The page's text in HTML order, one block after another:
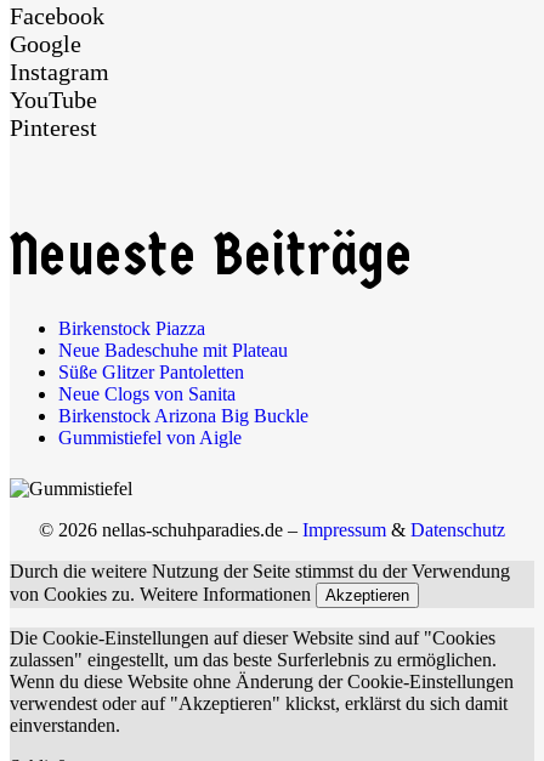
Facebook
Google
Instagram
YouTube
Pinterest
Neueste Beiträge
Birkenstock Piazza
Neue Badeschuhe mit Plateau
Süße Glitzer Pantoletten
Neue Clogs von Sanita
Birkenstock Arizona Big Buckle
Gummistiefel von Aigle
© 2026 nellas-schuhparadies.de – Impressum & Datenschutz
Durch die weitere Nutzung der Seite stimmst du der Verwendung
von Cookies zu. Weitere Informationen Akzeptieren
Die Cookie-Einstellungen auf dieser Website sind auf "Cookies
zulassen" eingestellt, um das beste Surferlebnis zu ermöglichen.
Wenn du diese Website ohne Änderung der Cookie-Einstellungen
verwendest oder auf "Akzeptieren" klickst, erklärst du sich damit
einverstanden.